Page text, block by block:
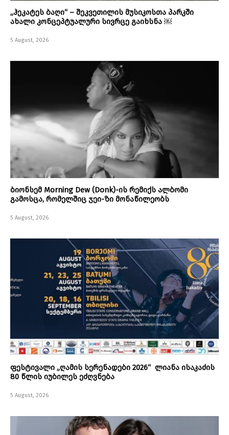
„ჰეკატეს ბაღი“ – შეკვეთილის მუსიკოსთა პარკში
ახალი კონცეპტუალური სივრცე გაიხსნა ￼
5 August, 2026
ბიონსემ Morning Dew (Donk)-ის რემიქს ალბომი
გამოსცა, რომელშიც ჯეი-ზი მონაწილეობს
5 August, 2026
ფესტივალი „ღამის სერენადები 2026“ ლიანა ისაკაძის
80 წლის იუბილეს ეძღვნება
5 August, 2026